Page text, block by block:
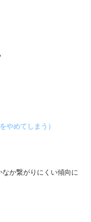
やめてしまう）
か繋がりにくい傾向に